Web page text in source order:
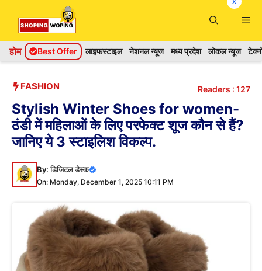
content
होम Best Offer लाइफस्टाइल नेशनल न्यूज मध्य प्रदेश लोकल न्यूज
FASHION Readers : 127
Stylish Winter Shoes for women-
ठंडी में महिलाओं के लिए परफेक्ट शूज कौन से हैं?
जानिए ये 3 स्टाइलिश विकल्प.
By:डिजिटल डेस्क
On: Monday, December 1, 2025 10:11 PM